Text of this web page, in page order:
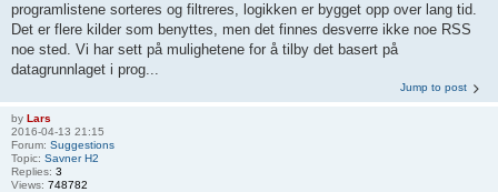
programlistene sorteres og filtreres, logikken er bygget opp over lang tid.
Det er flere kilder som benyttes, men det finnes desverre ikke noe RSS
noe sted. Vi har sett på mulighetene for å tilby det basert på
datagrunnlaget i prog...
Jump to post
by Lars
2016-04-13 21:15
Forum: Suggestions
Topic: Savner H2
Replies: 3
Views: 748782